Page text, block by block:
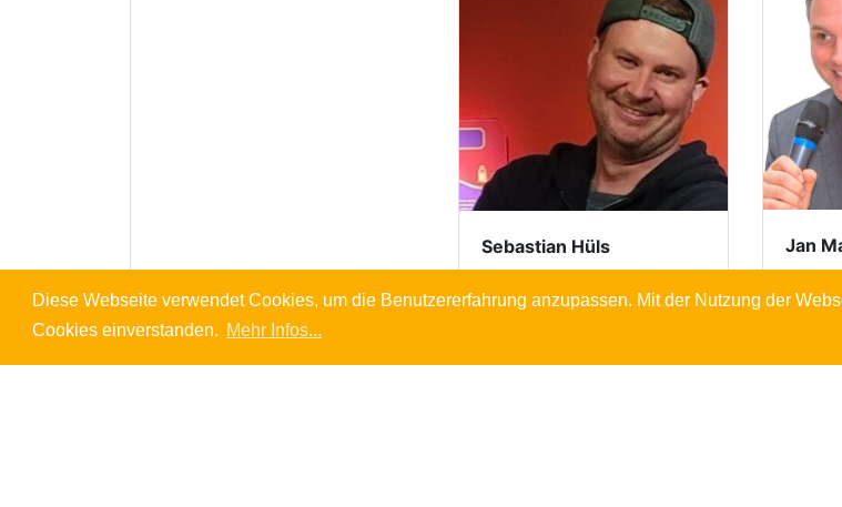
Diese Webseite verwendet Cookies, um die Benutzererfahrung anzupassen. Mit der Nutzung der
Cookies einverstanden. Mehr Infos...
Sebastian Hüls Jan